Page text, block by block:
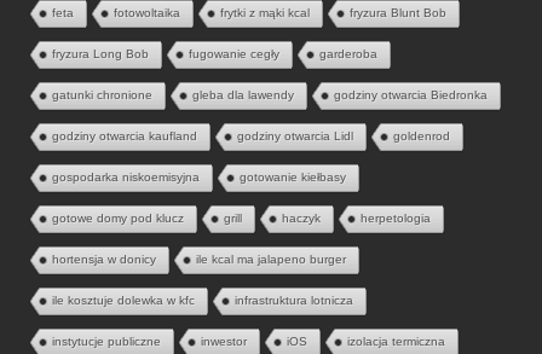
feta fotowoltaika frytki z mąki kcal fryzura Blunt Bob
fryzura Long Bob fugowanie cegły garderoba
gatunki chronione gleba dla lawendy godziny otwarcia Biedronka
godziny otwarcia kaufland godziny otwarcia Lidl goldenrod
gospodarka niskoemisyjna gotowanie kiełbasy
gotowe domy pod klucz grill haczyk herpetologia
hortensja w donicy ile kcal ma jalapeno burger
ile kosztuje dolewka w kfc infrastruktura lotnicza
instytucje publiczne inwestor iOS izolacja termiczna